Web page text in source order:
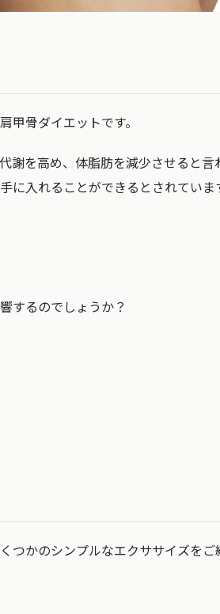
骨ダイエットです。
謝を高め、体脂肪を減少させると言
入れることができるとされていま
するのでしょうか？
かのシンプルなエクササイズをご